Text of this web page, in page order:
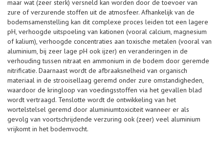
maar wat (zeer sterk) versneld kan worden door de toevoer van
zure of verzurende stoffen uit de atmosfeer. Afhankelijk van de
bodemsamenstelling kan dit complexe proces leiden tot een lagere
pH, verhoogde uitspoeling van kationen (vooral calcium, magnesium
of kalium), verhoogde concentraties aan toxische metalen (vooral van
aluminium, bij zeer lage pH ook ijzer) en veranderingen in de
verhouding tussen nitraat en ammonium in de bodem door geremde
nitrificatie. Daarnaast wordt de afbraaksnelheid van organisch
materiaal in de strooisellaag geremd onder zure omstandigheden,
waardoor de kringloop van voedingsstoffen via het gevallen blad
wordt vertraagd. Tenslotte wordt de ontwikkeling van het
wortelstelsel geremd door aluminiumtoxiciteit wanneer er als
gevolg van voortschrijdende verzuring ook (zeer) veel aluminium
vrijkomt in het bodemvocht.